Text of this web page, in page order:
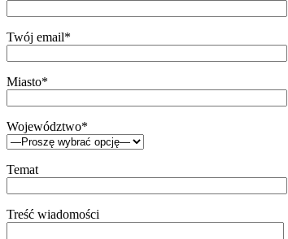
Twój email*
Miasto*
Województwo*
Temat
Treść wiadomości